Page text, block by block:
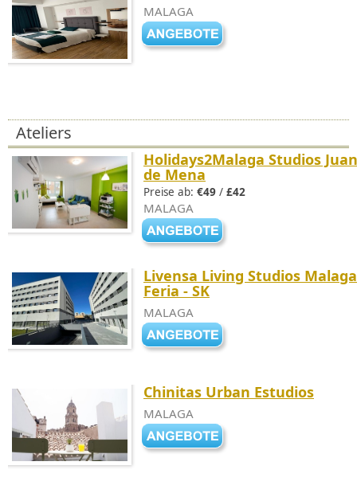
MALAGA
Ateliers
Holidays2Malaga Studios Juan
de Mena
Preise ab: €49 / £42
MALAGA
Livensa Living Studios Malaga
Feria - SK
MALAGA
Chinitas Urban Estudios
MALAGA